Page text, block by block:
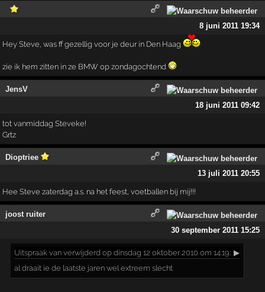
8 juni 2011 19:34
Hey Steve, was ff gezellig voor je deur in Den Haag
zie ik hem zitten in ze BMW op zondagochtend
JensV
18 juni 2011 09:42
tot vanmiddag Steveke!
Grtz
Dioptriee
13 juli 2011 20:55
Hee Steve zaterdag a.s. na het feest, voetballen bij mij!!!
joost ruiter
30 september 2011 15:25
Uitspraak van verwijderd op dinsdag 12 oktober 2010 om 14:19: ▶
al draait ie de laatste jaren wel extreem slecht